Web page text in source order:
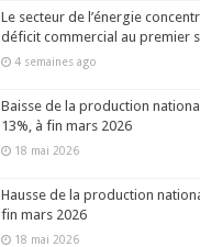
Le secteur de l’énergie
déficit commercial au premier
4 semaines ago
Baisse de la production
13%, à fin mars 2026
18 mai 2026
Hausse de la production
fin mars 2026
18 mai 2026